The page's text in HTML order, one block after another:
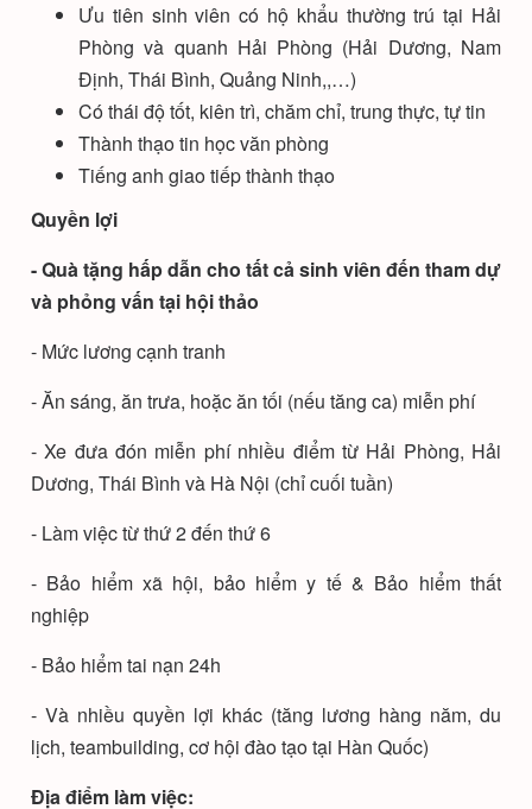
Ưu tiên sinh viên có hộ khẩu thường trú tại Hải
Phòng và quanh Hải Phòng (Hải Dương, Nam
Định, Thái Bình, Quảng Ninh,,…)
Có thái độ tốt, kiên trì, chăm chỉ, trung thực, tự tin
Thành thạo tin học văn phòng
Tiếng anh giao tiếp thành thạo
Quyền lợi
- Quà tặng hấp dẫn cho tất cả sinh viên đến tham dự
và phỏng vấn tại hội thảo
- Mức lương cạnh tranh
- Ăn sáng, ăn trưa, hoặc ăn tối (nếu tăng ca) miễn phí
- Xe đưa đón miễn phí nhiều điểm từ Hải Phòng, Hải
Dương, Thái Bình và Hà Nội (chỉ cuối tuần)
- Làm việc từ thứ 2 đến thứ 6
- Bảo hiểm xã hội, bảo hiểm y tế & Bảo hiểm thất
nghiệp
- Bảo hiểm tai nạn 24h
- Và nhiều quyền lợi khác (tăng lương hàng năm, du
lịch, teambuilding, cơ hội đào tạo tại Hàn Quốc)
Địa điểm làm việc: